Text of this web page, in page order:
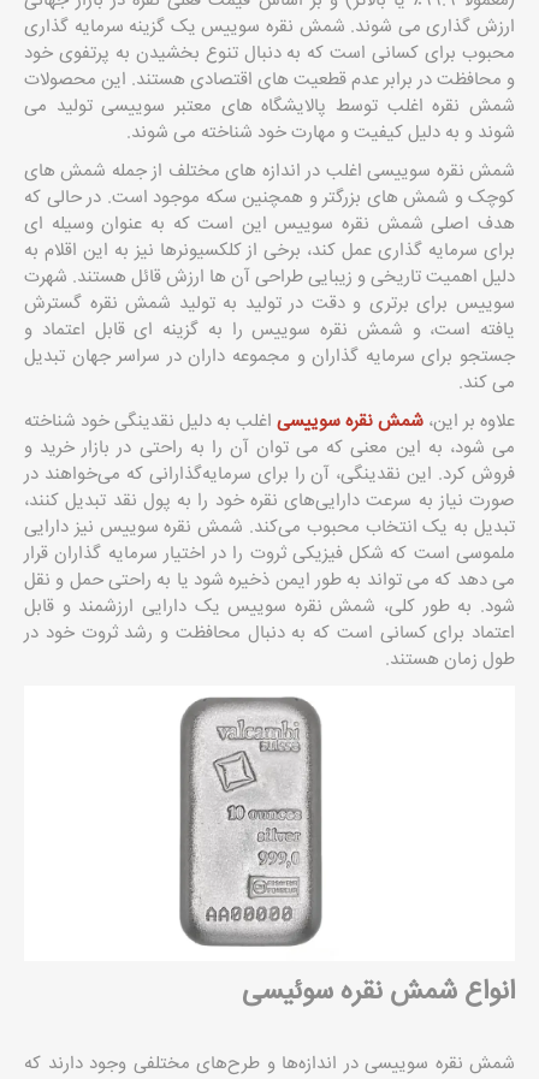
ارزش گذاری می شوند. شمش نقره سوییس یک گزینه سرمایه گذاری
محبوب برای کسانی است که به دنبال تنوع بخشیدن به پرتفوی خود
و محافظت در برابر عدم قطعیت های اقتصادی هستند. این محصولات
شمش نقره اغلب توسط پالایشگاه های معتبر سوییسی تولید می
شوند و به دلیل کیفیت و مهارت خود شناخته می شوند.
شمش نقره سوییسی اغلب در اندازه های مختلف از جمله شمش های
کوچک و شمش های بزرگتر و همچنین سکه موجود است. در حالی که
هدف اصلی شمش نقره سوییس این است که به عنوان وسیله ای
برای سرمایه گذاری عمل کند، برخی از کلکسیونرها نیز به این اقلام به
دلیل اهمیت تاریخی و زیبایی طراحی آن ها ارزش قائل هستند. شهرت
سوییس برای برتری و دقت در تولید به تولید شمش نقره گسترش
یافته است، و شمش نقره سوییس را به گزینه ای قابل اعتماد و
جستجو برای سرمایه گذاران و مجموعه داران در سراسر جهان تبدیل
می کند.
علاوه بر این، شمش نقره سوییسی اغلب به دلیل نقدینگی خود شناخته
می شود، به این معنی که می توان آن را به راحتی در بازار خرید و
فروش کرد. این نقدینگی، آن را برای سرمایه‌گذارانی که می‌خواهند در
صورت نیاز به سرعت دارایی‌های نقره خود را به پول نقد تبدیل کنند،
تبدیل به یک انتخاب محبوب می‌کند. شمش نقره سوییس نیز دارایی
ملموسی است که شکل فیزیکی ثروت را در اختیار سرمایه گذاران قرار
می دهد که می تواند به طور ایمن ذخیره شود یا به راحتی حمل و نقل
شود. به طور کلی، شمش نقره سوییس یک دارایی ارزشمند و قابل
اعتماد برای کسانی است که به دنبال محافظت و رشد ثروت خود در
طول زمان هستند.
انواع شمش نقره سوئیسی
شمش‌ نقره سوییسی در اندازه‌ها و طرح‌های مختلفی وجود دارند که